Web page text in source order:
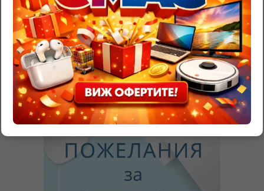
Трябва давлезете, за да публикувате коментар.
RazgadaiMi.com>Съновник – тълкуване на сънища>
Мъдрост